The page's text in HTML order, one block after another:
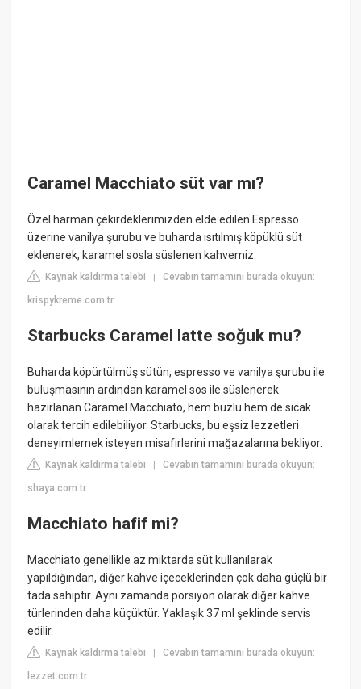
Caramel Macchiato süt var mı?
Özel harman çekirdeklerimizden elde edilen Espresso
üzerine vanilya şurubu ve buharda ısıtılmış köpüklü süt
eklenerek, karamel sosla süslenen kahvemiz.
Kaynak kaldırma talebi |Cevabın tamamını burada okuyun:
krispykreme.com.tr
Starbucks Caramel latte soğuk mu?
Buharda köpürtülmüş sütün, espresso ve vanilya şurubu ile
buluşmasının ardından karamel sos ile süslenerek
hazırlanan Caramel Macchiato, hem buzlu hem de sıcak
olarak tercih edilebiliyor. Starbucks, bu eşsiz lezzetleri
deneyimlemek isteyen misafirlerini mağazalarına bekliyor.
Kaynak kaldırma talebi |Cevabın tamamını burada okuyun:
shaya.com.tr
Macchiato hafif mi?
Macchiato genellikle az miktarda süt kullanılarak
yapıldığından, diğer kahve içeceklerinden çok daha güçlü bir
tada sahiptir. Aynı zamanda porsiyon olarak diğer kahve
türlerinden daha küçüktür. Yaklaşık 37 ml şeklinde servis
edilir.
Kaynak kaldırma talebi |Cevabın tamamını burada okuyun:
lezzet.com.tr